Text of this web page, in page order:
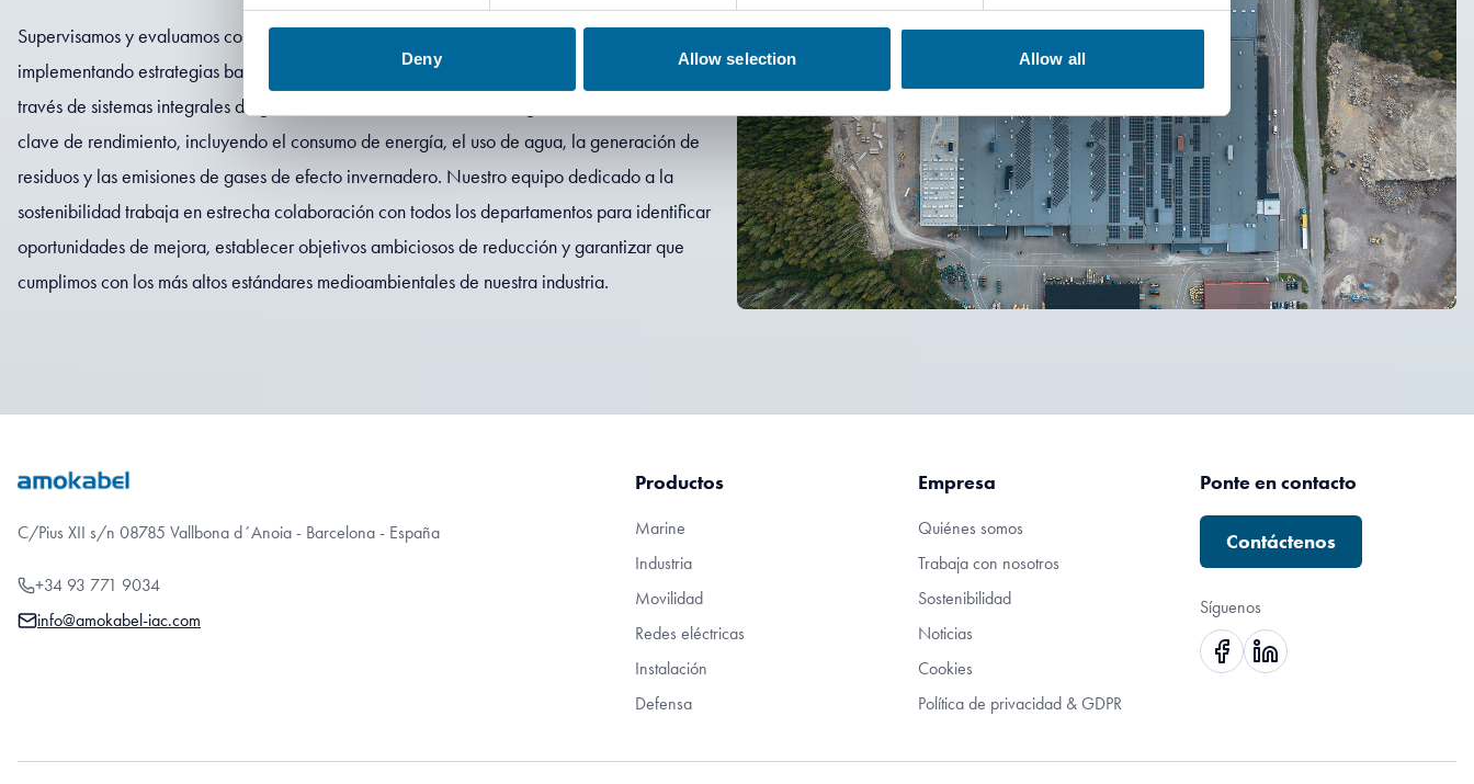
Deny Allow selection Allow all
Supervisamos y evaluamos continuamente nuestra huella ambiental en todas las operaciones,
implementando estrategias basadas en datos para minimizar nuestro impacto en el planeta. A
través de sistemas integrales de gestión ambiental, realizamos un seguimiento de indicadores
clave de rendimiento, incluyendo el consumo de energía, el uso de agua, la generación de
residuos y las emisiones de gases de efecto invernadero. Nuestro equipo dedicado a la
sostenibilidad trabaja en estrecha colaboración con todos los departamentos para identificar
oportunidades de mejora, establecer objetivos ambiciosos de reducción y garantizar que
cumplimos con los más altos estándares medioambientales de nuestra industria.
C/Pius XII s/n 08785 Vallbona d´Anoia - Barcelona - España
+34 93 771 9034
info@amokabel-iac.com
Productos
Marine
Industria
Movilidad
Redes eléctricas
Instalación
Defensa
Empresa
Quiénes somos
Trabaja con nosotros
Sostenibilidad
Noticias
Cookies
Política de privacidad & GDPR
Ponte en contacto
Contáctenos
Síguenos